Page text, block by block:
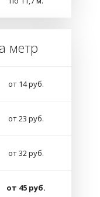
метр
от 14 руб.
от 23 руб.
от 32 руб.
от 45 руб.